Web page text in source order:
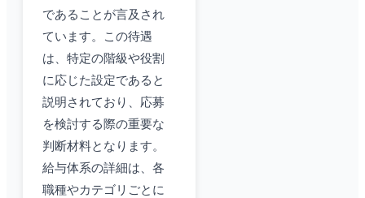
であることが言及され
ています。この待遇
は、特定の階級や役割
に応じた設定であると
説明されており、応募
を検討する際の重要な
判断材料となります。
給与体系の詳細は、各
職種やカテゴリごとに